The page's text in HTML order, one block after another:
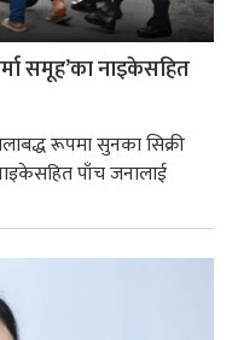
समूह’का नाइकेसहित
रूपमा सुनका सिक्री
पाँच जनालाई